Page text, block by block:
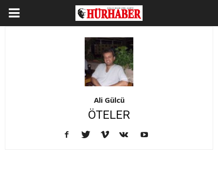
Ali Gülcü
ÖTELER